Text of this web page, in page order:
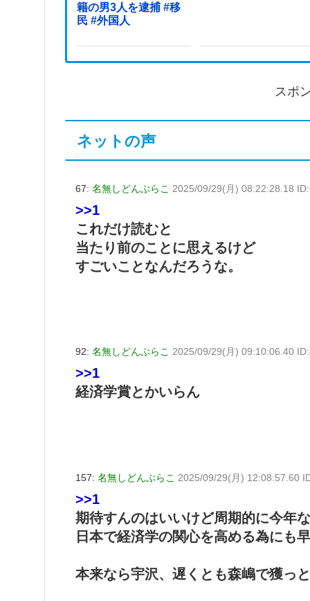
籍の男3人を逮捕 #移
民 #外国人
スポ
ネットの声
67: 名無しどんぶらこ 2025/09/29(月) 08:22:28.18
>>1
これだけ読むと
当たり前のことに思えるけど
すごいことなんだろうな。
92: 名無しどんぶらこ 2025/09/29(月) 09:10:06.40
>>1
経済学賞とかいらん
157: 名無しどんぶらこ 2025/09/29(月) 12:08:57.60
>>1
期待すんのはいいけど周期的に今年
日本で経済学の関心を高める為にも
本来なら宇沢、遅くとも森嶋で獲っ